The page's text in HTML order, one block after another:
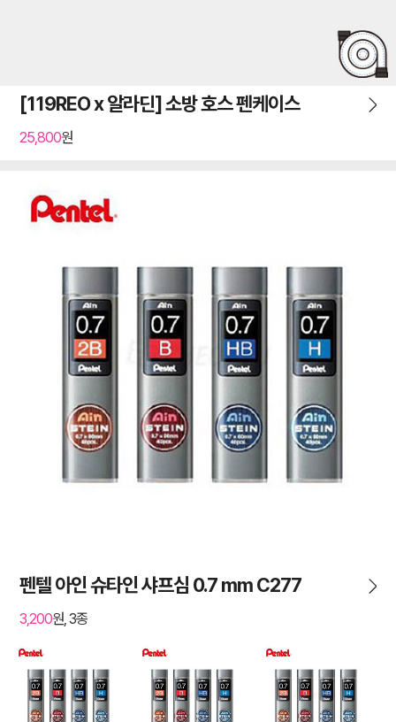
[119REO x 알라딘] 소방 호스 펜케이스
25,800원
펜텔 아인 슈타인 샤프심 0.7 mm C277
3,200원, 3종